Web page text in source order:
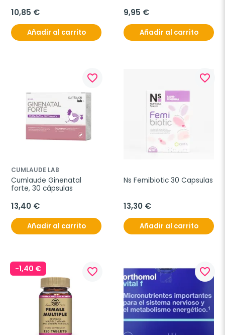
10,85 €
Añadir al carrito
9,95 €
Añadir al carrito
favorite_border
CUMLAUDE LAB
Cumlaude Ginenatal
forte, 30 cápsulas
13,40 €
Añadir al carrito
favorite_border
Ns Femibiotic 30 Capsulas
13,30 €
Añadir al carrito
-1,40 € favorite_border favorite_border